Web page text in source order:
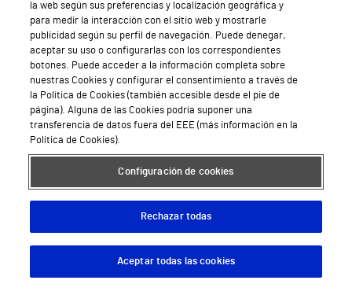
Hospital Vithas Valencia 9 de Octubre
Hospital Vithas Valencia Consuelo
Hospital Vithas Vigo
Hospital Vithas Valencia Turia
Hospital Vithas Vitoria
Hospital Vithas Xanit Internacional (Benalmádena)
Sobre Vithas
Descargar App
la web según sus preferencias y localización geográfica y
para medir la interacción con el sitio web y mostrarle
publicidad según su perfil de navegación. Puede denegar,
aceptar su uso o configurarlas con los correspondientes
botones. Puede acceder a la información completa sobre
nuestras Cookies y configurar el consentimiento a través de
la Política de Cookies (también accesible desde el pie de
página). Alguna de las Cookies podría suponer una
transferencia de datos fuera del EEE (más información en la
Política de Cookies).
Configuración de cookies
Rechazar todas
Aceptar todas las cookies